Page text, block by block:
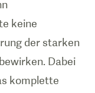
keine
der starken
Dabei
komplette